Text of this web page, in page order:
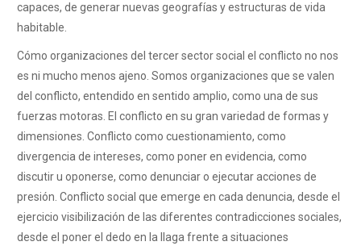
capaces, de generar nuevas geografías y estructuras de vida
habitable.
Cómo organizaciones del tercer sector social el conflicto no nos
es ni mucho menos ajeno. Somos organizaciones que se valen
del conflicto, entendido en sentido amplio, como una de sus
fuerzas motoras. El conflicto en su gran variedad de formas y
dimensiones. Conflicto como cuestionamiento, como
divergencia de intereses, como poner en evidencia, como
discutir u oponerse, como denunciar o ejecutar acciones de
presión. Conflicto social que emerge en cada denuncia, desde el
ejercicio visibilización de las diferentes contradicciones sociales,
desde el poner el dedo en la llaga frente a situaciones